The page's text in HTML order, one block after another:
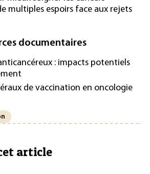
multiples espoirs face aux rejets
documentaires
: impacts potentiels
de vaccination en oncologie
article